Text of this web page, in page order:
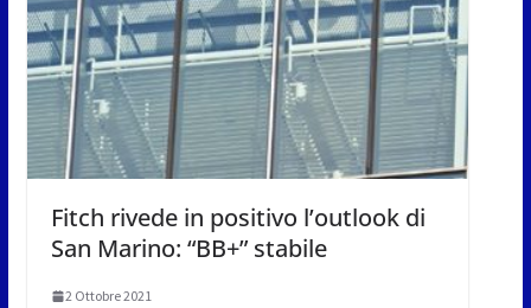
Fitch rivede in positivo l’outlook di
San Marino: “BB+” stabile
2 Ottobre 2021